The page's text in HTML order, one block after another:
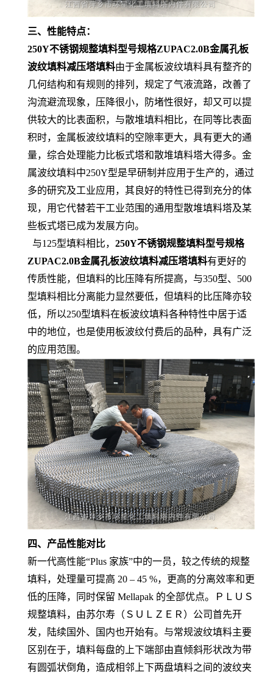
三、性能特点：
250Y不锈钢规整填料型号规格ZUPAC2.0B金属孔板
波纹填料减压塔填料由于金属板波纹填料具有整齐的
几何结构和有规则的排列，规定了气液流路，改善了
沟流避流现象，压降很小，防堵性很好，却又可以提
供较大的比表面积，与散堆填料相比，在同等比表面
积时，金属板波纹填料的空隙率更大，具有更大的通
量，综合处理能力比板式塔和散堆填料塔大得多。金
属波纹填料中250Y型是早研制并应用于生产的，通过
多的研究及工业应用，其良好的特性已得到充分的体
现，用它代替若干工业范围的通用型散堆填料塔及某
些板式塔已成为发展方向。
与125型填料相比， 250Y不锈钢规整填料型号规格
ZUPAC2.0B金属孔板波纹填料减压塔填料有更好的
传质性能，但填料的比压降有所提高，与350型、500
型填料相比分离能力显然要低，但填料的比压降亦较
低，所以250型填料在板波纹填料各种特性中居于适
中的地位，也是使用板波纹付费后的品种，具有广泛
的应用范围。
四、产品性能对比
新一代高性能“Plus 家族”中的一员，较之传统的规整
填料，处理量可提高 20 – 45 %，更高的分离效率和更
低的压降，同时保留 Mellapak 的全部优点。ＰＬＵＳ
规整填料，由苏尔寿（ＳＵＬＺＥＲ）公司首先开
发，陆续国外、国内也开始有。与常规波纹填料主要
区别在于，填料每盘的上下端部由直倾斜形状改为带
有圆弧状倒角，造成相邻上下两盘填料之间的波纹夹